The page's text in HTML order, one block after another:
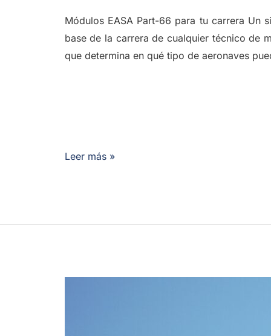
Módulos EASA Part-66 para tu carrera Un
base de la carrera de cualquier técnico de
que determina en qué tipo de aeronaves
Leer más »